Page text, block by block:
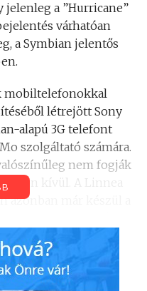
a ”Hurricane”
várhatóan
a Symbian jelentős
mobiltelefonokkal
létrejött Sony
alapú 3G telefont
szolgáltató számára.
nem fogják
kívül. A Linnea
azonban már készül a
egy teljesen új
valamikor 2002-
operációs rendszert